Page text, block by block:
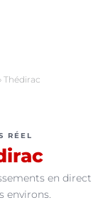
› Thédirac
RÉEL
en direct
environs.